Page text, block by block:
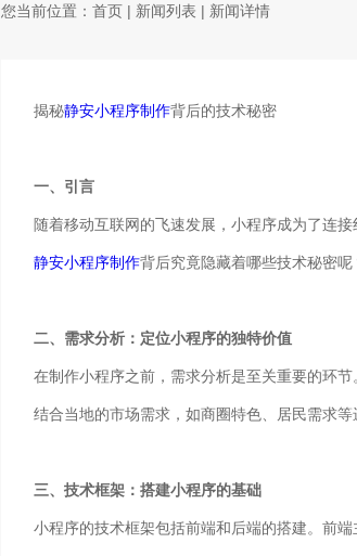
您当前位置： 首页 | 新闻列表 | 新闻详情
揭秘静安小程序制作背后的技术秘密
一、引言
随着移动互联网的飞速发展，小程序成为了连接
静安小程序制作背后究竟隐藏着哪些技术秘密呢
二、需求分析：定位小程序的独特价值
在制作小程序之前，需求分析是至关重要的环
结合当地的市场需求，如商圈特色、居民需求
三、技术框架：搭建小程序的基础
小程序的技术框架包括前端和后端的搭建。前